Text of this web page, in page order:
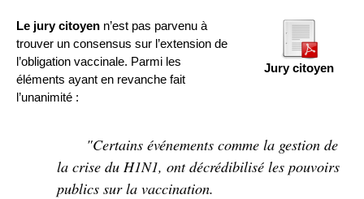
Jury citoyen
Le jury citoyen n’est pas parvenu à
trouver un consensus sur l’extension de
l’obligation vaccinale. Parmi les
éléments ayant en revanche fait
l’unanimité :
"Certains événements comme la gestion de
la crise du H1N1, ont décrédibilisé les pouvoirs
publics sur la vaccination.